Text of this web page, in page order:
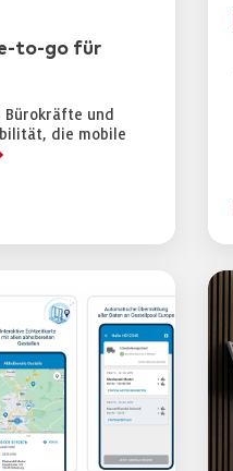
to-go für
und
die mobile